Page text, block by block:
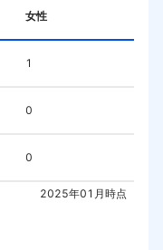
女性
1
0
0
2025年01月時点